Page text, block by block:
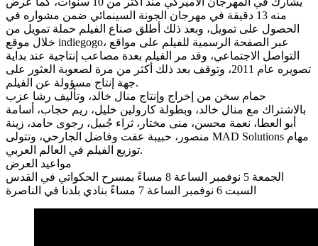
منه 13 دقيقة في مهرجان الجونة السينمائي ضمن مشواره في
الحصول على تمويل، وبعد ذلك أطلق صناع الفيلم حملة تمويل من
خلال موقع indiegogo، عبر الصفحة الرسمية للفيلم على مواقع
التواصل الاجتماعي، وقد مر الفيلم بعدة مصاعب إنتاجية عند بداية
تصويره عام 2011، وتوقف بعد ذلك أكثر من مرة لصعوبة العثور على
جهة إنتاج مسؤولة عن الفيلم.
حمام سخن من إخراج وإنتاج منال خالد، وتأليف رشا عزب
بالاشتراك مع منال خالد، وبطولة كارولين خليل، ريم حجاب، أسامة
أبو العطا، نعمة محسن، منى مختار، ثراء جُبيل، رجوى حامد، زينة
منصور، حبيبة عفت وفاضل الجارحي، وتتولى MAD Solutions مهام
توزيع الفيلم في العالم العربي‎.
مواعيد العرض
الجمعة 5 نوفمبر الساعة 8 مساءً بمسرح الحكواتي في القدس
السبت 6 نوفمبر الساعة 7 مساءً بنادي بلدنا في الناصرة